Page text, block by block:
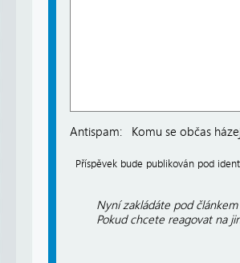
Antispam: Komu se občas
Příspěvek bude publikován pod
Nyní zakládáte pod
Pokud chcete reagovat na